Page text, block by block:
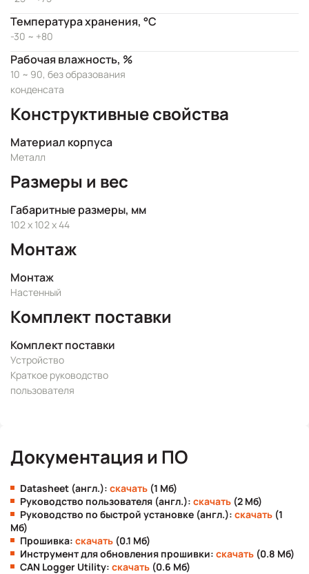
Температура хранения, °C
-30 ~ +80
Рабочая влажность, %
10 ~ 90, без образования
конденсата
Конструктивные свойства
Материал корпуса
Металл
Размеры и вес
Габаритные размеры, мм
102 x 102 x 44
Монтаж
Монтаж
Настенный
Комплект поставки
Комплект поставки
Устройство
Краткое руководство
пользователя
Документация и ПО
Datasheet (англ.): скачать (1 Мб)
Руководство пользователя (англ.): скачать (2 Мб)
Руководство по быстрой установке (англ.): скачать (1
Мб)
Прошивка: скачать (0.1 Мб)
Инструмент для обновления прошивки: скачать (0.8 Мб)
CAN Logger Utility: скачать (0.6 Мб)